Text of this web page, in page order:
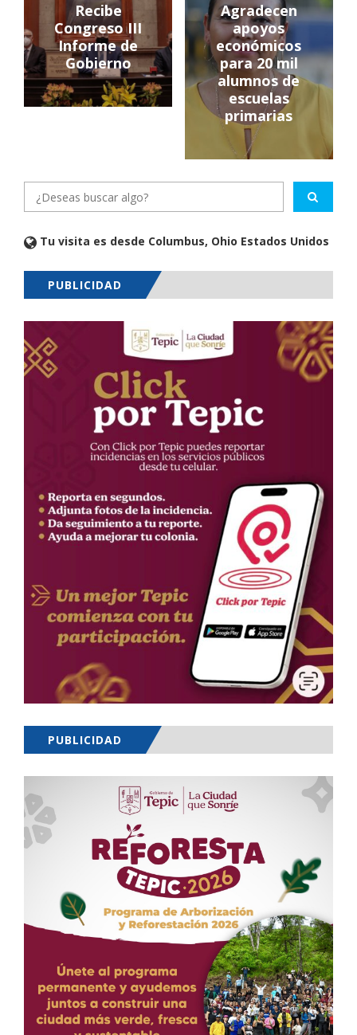
Recibe
Congreso III
Informe de
Gobierno
Agradecen
apoyos
económicos
para 20 mil
alumnos de
escuelas
primarias
Tu visita es desde Columbus, Ohio Estados Unidos
PUBLICIDAD
PUBLICIDAD